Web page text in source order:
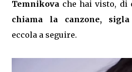
Temnikova che hai visto, di
chiama la canzone, sigla
eccola a seguire.